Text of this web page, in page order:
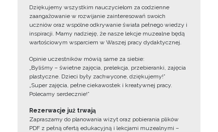
Dziękujemy wszystkim nauczycielom za codzienne
zaangażowanie w rozwijanie zainteresowań swoich
uczniów oraz wspólne odkrywanie świata pełnego wiedzy i
inspiracji. Mamy nadzieję, że nasze lekcje muzealne będą
wartościowym wsparciem w Waszej pracy dydaktycznej.
Opinie uczestników mówią same za siebie:
„Byliśmy – świetne zajęcia, prelekcja, przebieranki, zajęcia
plastyczne. Dzieci były zachwycone, dziękujemy!”
„Super zajęcia, pełne ciekawostek i kreatywnej pracy.
Polecamy serdecznie!”
Rezerwacje już trwają
Zapraszamy do planowania wizyt oraz pobierania plików
PDF z pełną ofertą edukacyjną i lekcjami muzealnymi –